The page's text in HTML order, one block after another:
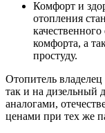
Комфорт и
отопления
качественного
комфорта, а
простуду.
Отопитель
так и на дизельный
аналогами,
ценами при тех же